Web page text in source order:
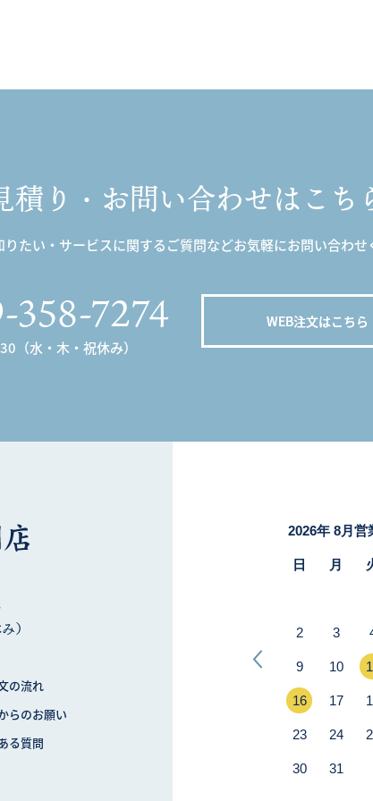
積り・お問い合わせはこち
たい・サービスに関するご質問などお気軽にお問い合わせ
358-7274
（水・木・祝休み）
WEB注文はこちら
）
の流れ
らのお願い
る質問